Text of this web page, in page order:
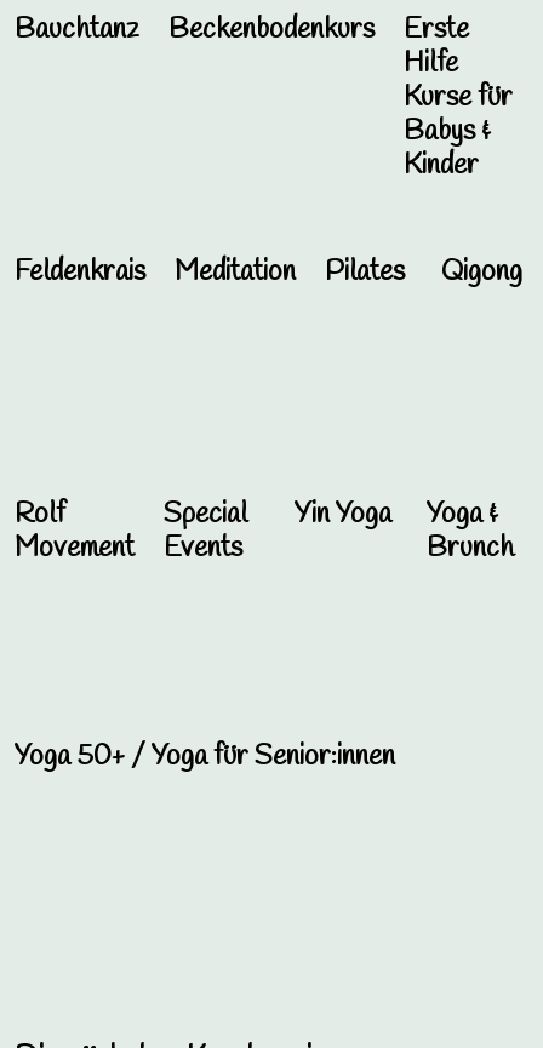
Bauchtanz Beckenbodenkurs
Erste
Hilfe
Kurse für
Babys &
Kinder
Feldenkrais Meditation Pilates Qigong
Rolf
Movement
Special
Events
Yin Yoga
Yoga &
Brunch
Yoga 50+ / Yoga für Senior:innen